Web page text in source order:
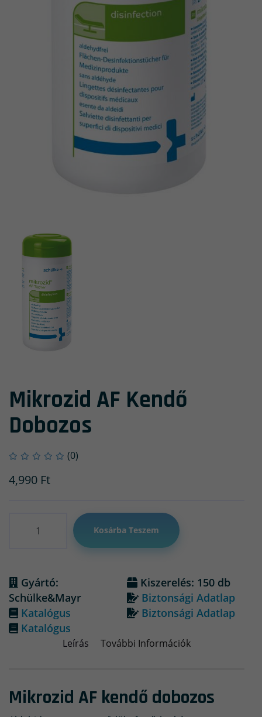
Mikrozid AF Kendő
Dobozos
(0)
4,990 Ft
Kosárba Teszem
Gyártó:
Schülke&Mayr
Kiszerelés: 150 db
Biztonsági Adatlap
Katalógus
Biztonsági Adatlap
Katalógus
Leírás További Információk
Mikrozid AF kendő dobozos